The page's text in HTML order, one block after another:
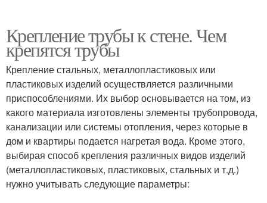
Крепление трубы к стене. Чем
крепятся трубы
Крепление стальных, металлопластиковых или
пластиковых изделий осуществляется различными
приспособлениями. Их выбор основывается на том, из
какого материала изготовлены элементы трубопровода,
канализации или системы отопления, через которые в
дом и квартиры подается нагретая вода. Кроме этого,
выбирая способ крепления различных видов изделий
(металлопластиковых, пластиковых, стальных и т.д.)
нужно учитывать следующие параметры: